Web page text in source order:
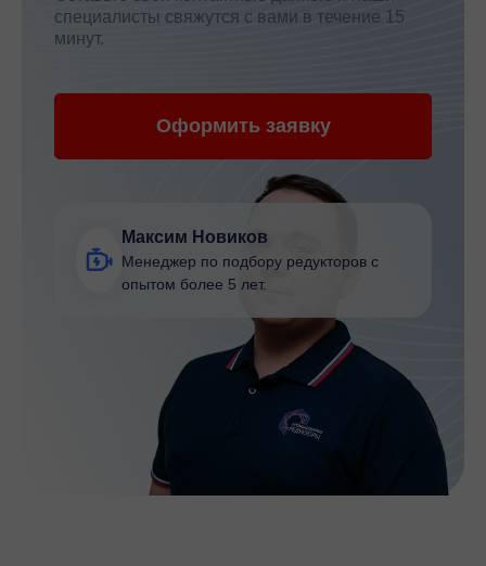
специалисты свяжутся с вами в течение 15
минут.
Оформить заявку
Максим Новиков
Менеджер по подбору редукторов с
опытом более 5 лет.